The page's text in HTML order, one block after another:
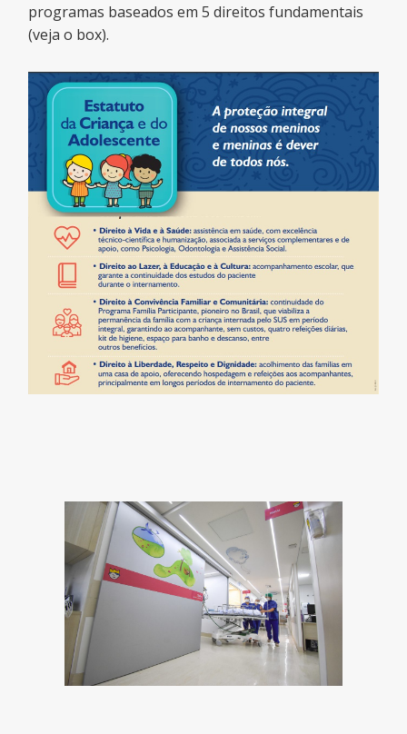
programas baseados em 5 direitos fundamentais
(veja o box).